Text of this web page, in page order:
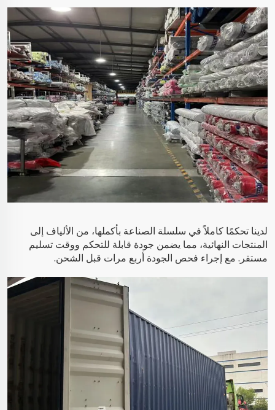
لدينا تحكمًا كاملاً في سلسلة الصناعة بأكملها، من الألياف إلى
المنتجات النهائية، مما يضمن جودة قابلة للتحكم ووقت تسليم
مستقر. مع إجراء فحص الجودة أربع مرات قبل الشحن.